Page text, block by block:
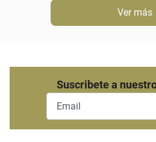
Ver más
Suscribete a